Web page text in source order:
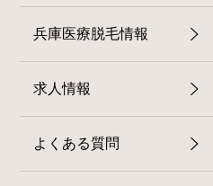
兵庫医療脱毛情報
求人情報
よくある質問